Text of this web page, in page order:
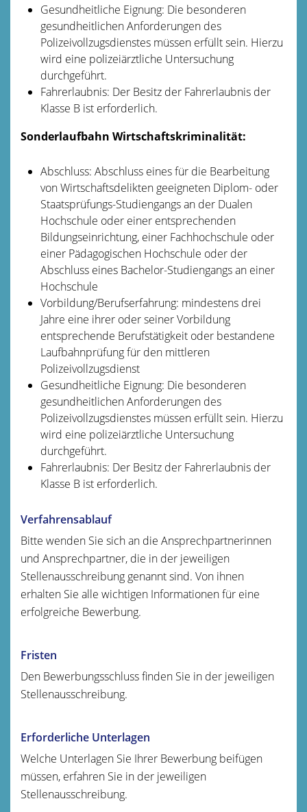
Gesundheitliche Eignung: Die besonderen
gesundheitlichen Anforderungen des
Polizeivollzugsdienstes müssen erfüllt sein. Hierzu
wird eine polizeiärztliche Untersuchung
durchgeführt.
Fahrerlaubnis: Der Besitz der Fahrerlaubnis der
Klasse B ist erforderlich.
Sonderlaufbahn Wirtschaftskriminalität:
Abschluss: Abschluss eines für die Bearbeitung
von Wirtschaftsdelikten geeigneten Diplom- oder
Staatsprüfungs-Studiengangs an der Dualen
Hochschule oder einer entsprechenden
Bildungseinrichtung, einer Fachhochschule oder
einer Pädagogischen Hochschule oder der
Abschluss eines Bachelor-Studiengangs an einer
Hochschule
Vorbildung/Berufserfahrung: mindestens drei
Jahre eine ihrer oder seiner Vorbildung
entsprechende Berufstätigkeit oder bestandene
Laufbahnprüfung für den mittleren
Polizeivollzugsdienst
Gesundheitliche Eignung: Die besonderen
gesundheitlichen Anforderungen des
Polizeivollzugsdienstes müssen erfüllt sein. Hierzu
wird eine polizeiärztliche Untersuchung
durchgeführt.
Fahrerlaubnis: Der Besitz der Fahrerlaubnis der
Klasse B ist erforderlich.
Verfahrensablauf
Bitte wenden Sie sich an die Ansprechpartnerinnen
und Ansprechpartner, die in der jeweiligen
Stellenausschreibung genannt sind. Von ihnen
erhalten Sie alle wichtigen Informationen für eine
erfolgreiche Bewerbung.
Fristen
Den Bewerbungsschluss finden Sie in der jeweiligen
Stellenausschreibung.
Erforderliche Unterlagen
Welche Unterlagen Sie Ihrer Bewerbung beifügen
müssen, erfahren Sie in der jeweiligen
Stellenausschreibung.